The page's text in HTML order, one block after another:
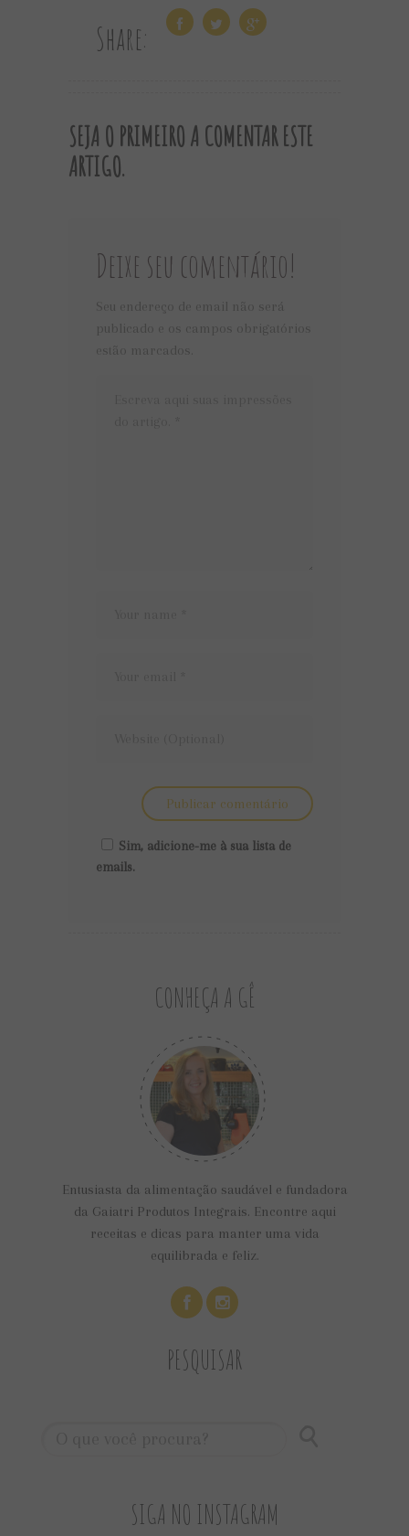
Share:
SEJA O PRIMEIRO A COMENTAR ESTE
ARTIGO.
Deixe seu comentário!
Seu endereço de email não será
publicado e os campos obrigatórios
estão marcados.
Sim, adicione-me à sua lista de
emails.
CONHEÇA A GÊ
Entusiasta da alimentação saudável e fundadora
da Gaiatri Produtos Integrais. Encontre aqui
receitas e dicas para manter uma vida
equilibrada e feliz.
PESQUISAR
SIGA NO INSTAGRAM